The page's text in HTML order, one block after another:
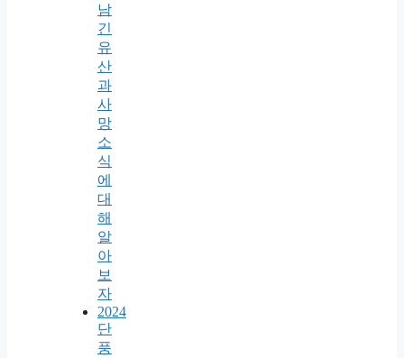
남
긴
유
산
과
사
망
소
식
에
대
해
알
아
보
자
2024
단
풍